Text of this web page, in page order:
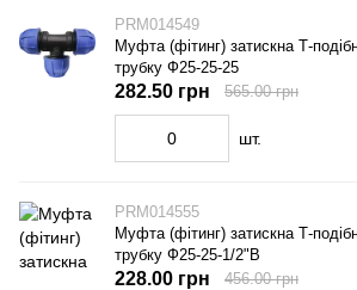
PRM014549
Муфта (фітинг) затискна Т-
трубку Ф25-25-25
282.50 грн 565.00 грн
шт.
PRM014555
Муфта (фітинг) затискна Т-
трубку Ф25-25-1/2"В
228.00 грн 456.00 грн